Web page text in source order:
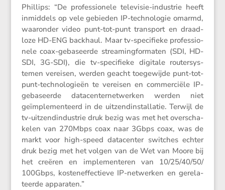
Phillips: “De profes­si­o­nele televisie-industrie heeft
inmid­dels op vele gebieden IP-techno­logie omarmd,
waaronder video punt-tot-punt trans­port en draad­
loze HD-ENG backhaul. Maar tv-speci­fieke profes­si­o­
nele coax-gebaseerde strea­ming­for­maten (SDI, HD-
SDI, 3G-SDI), die tv-speci­fieke digitale router­sys­
temen vereisen, werden geacht toege­wijde punt-tot-
punt-techno­lo­gieën te vereisen en commer­ciële IP-
gebaseerde datacen­ter­net­werken werden niet
geïmple­men­teerd in de uitzend­in­stal­latie. Terwijl de
tv-uitzend­in­du­strie druk bezig was met het overscha­
kelen van 270Mbps coax naar 3Gbps coax, was de
markt voor high-speed datacenter switches echter
druk bezig met het volgen van de Wet van Moore bij
het creëren en imple­men­teren van 10/​25/​40/​50/​
100Gbps, kosten­ef­fec­tieve IP-netwerken en gerela­
teerde apparaten.”